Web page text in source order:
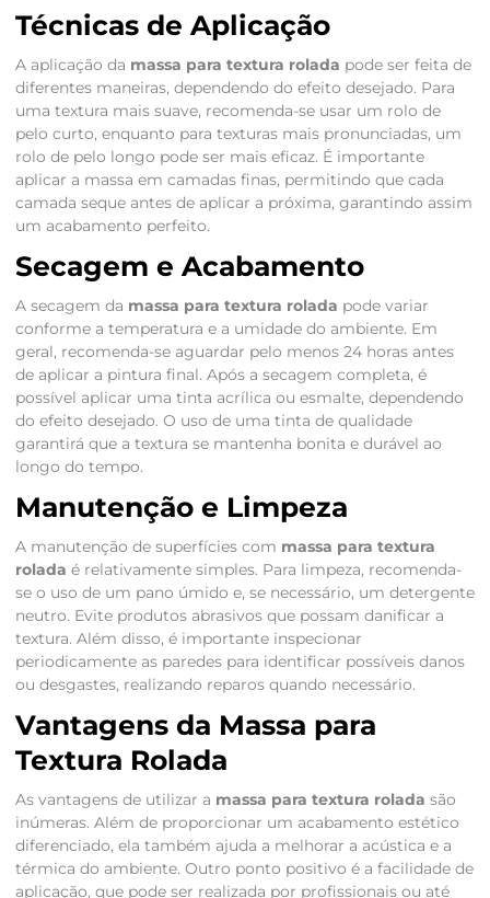
Técnicas de Aplicação
A aplicação da massa para textura rolada pode ser feita de
diferentes maneiras, dependendo do efeito desejado. Para
uma textura mais suave, recomenda-se usar um rolo de
pelo curto, enquanto para texturas mais pronunciadas, um
rolo de pelo longo pode ser mais eficaz. É importante
aplicar a massa em camadas finas, permitindo que cada
camada seque antes de aplicar a próxima, garantindo assim
um acabamento perfeito.
Secagem e Acabamento
A secagem da massa para textura rolada pode variar
conforme a temperatura e a umidade do ambiente. Em
geral, recomenda-se aguardar pelo menos 24 horas antes
de aplicar a pintura final. Após a secagem completa, é
possível aplicar uma tinta acrílica ou esmalte, dependendo
do efeito desejado. O uso de uma tinta de qualidade
garantirá que a textura se mantenha bonita e durável ao
longo do tempo.
Manutenção e Limpeza
A manutenção de superfícies com massa para textura
rolada é relativamente simples. Para limpeza, recomenda-
se o uso de um pano úmido e, se necessário, um detergente
neutro. Evite produtos abrasivos que possam danificar a
textura. Além disso, é importante inspecionar
periodicamente as paredes para identificar possíveis danos
ou desgastes, realizando reparos quando necessário.
Vantagens da Massa para
Textura Rolada
As vantagens de utilizar a massa para textura rolada são
inúmeras. Além de proporcionar um acabamento estético
diferenciado, ela também ajuda a melhorar a acústica e a
térmica do ambiente. Outro ponto positivo é a facilidade de
aplicação, que pode ser realizada por profissionais ou até